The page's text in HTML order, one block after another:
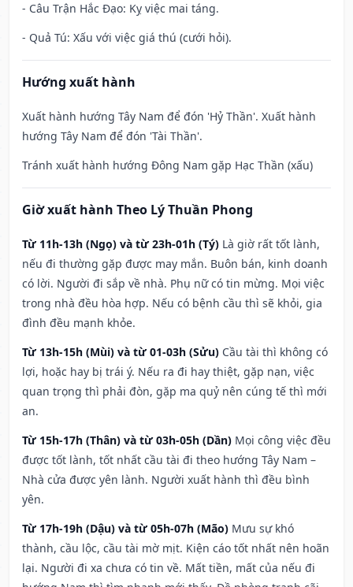
- Câu Trận Hắc Đạo: Kỵ việc mai táng.
- Quả Tú: Xấu với việc giá thú (cưới hỏi).
Hướng xuất hành
Xuất hành hướng Tây Nam để đón 'Hỷ Thần'. Xuất hành
hướng Tây Nam để đón 'Tài Thần'.
Tránh xuất hành hướng Đông Nam gặp Hạc Thần (xấu)
Giờ xuất hành Theo Lý Thuần Phong
Từ 11h-13h (Ngọ) và từ 23h-01h (Tý) Là giờ rất tốt lành,
nếu đi thường gặp được may mắn. Buôn bán, kinh doanh
có lời. Người đi sắp về nhà. Phụ nữ có tin mừng. Mọi việc
trong nhà đều hòa hợp. Nếu có bệnh cầu thì sẽ khỏi, gia
đình đều mạnh khỏe.
Từ 13h-15h (Mùi) và từ 01-03h (Sửu) Cầu tài thì không có
lợi, hoặc hay bị trái ý. Nếu ra đi hay thiệt, gặp nạn, việc
quan trọng thì phải đòn, gặp ma quỷ nên cúng tế thì mới
an.
Từ 15h-17h (Thân) và từ 03h-05h (Dần) Mọi công việc đều
được tốt lành, tốt nhất cầu tài đi theo hướng Tây Nam –
Nhà cửa được yên lành. Người xuất hành thì đều bình
yên.
Từ 17h-19h (Dậu) và từ 05h-07h (Mão) Mưu sự khó
thành, cầu lộc, cầu tài mờ mịt. Kiện cáo tốt nhất nên hoãn
lại. Người đi xa chưa có tin về. Mất tiền, mất của nếu đi